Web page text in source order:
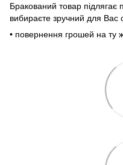
Бракований товар підлягає
вибираєте зручний для Вас
• повернення грошей на ту